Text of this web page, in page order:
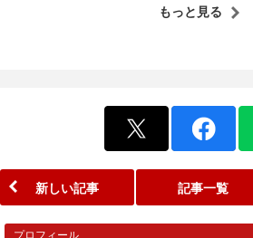
もっと見る
新しい記事 記事一覧
プロフィール